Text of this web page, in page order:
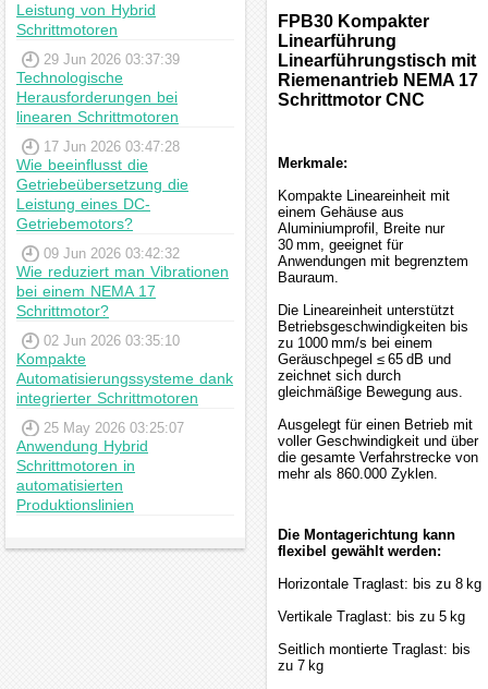
Leistung von Hybrid
Schrittmotoren
29 Jun 2026 03:37:39
Technologische
Herausforderungen bei
linearen Schrittmotoren
17 Jun 2026 03:47:28
Wie beeinflusst die
Getriebeübersetzung die
Leistung eines DC-
Getriebemotors?
09 Jun 2026 03:42:32
Wie reduziert man Vibrationen
bei einem NEMA 17
Schrittmotor?
02 Jun 2026 03:35:10
Kompakte
Automatisierungssysteme dank
integrierter Schrittmotoren
25 May 2026 03:25:07
Anwendung Hybrid
Schrittmotoren in
automatisierten
Produktionslinien
FPB30 Kompakter
Linearführung
Linearführungstisch mit
Riemenantrieb NEMA 17
Schrittmotor CNC
Merkmale:
Kompakte Lineareinheit mit
einem Gehäuse aus
Aluminiumprofil, Breite nur
30 mm, geeignet für
Anwendungen mit begrenztem
Bauraum.
Die Lineareinheit unterstützt
Betriebsgeschwindigkeiten bis
zu 1000 mm/s bei einem
Geräuschpegel ≤ 65 dB und
zeichnet sich durch
gleichmäßige Bewegung aus.
Ausgelegt für einen Betrieb mit
voller Geschwindigkeit und über
die gesamte Verfahrstrecke von
mehr als 860.000 Zyklen.
Die Montagerichtung kann
flexibel gewählt werden:
Horizontale Traglast: bis zu 8 kg
Vertikale Traglast: bis zu 5 kg
Seitlich montierte Traglast: bis
zu 7 kg